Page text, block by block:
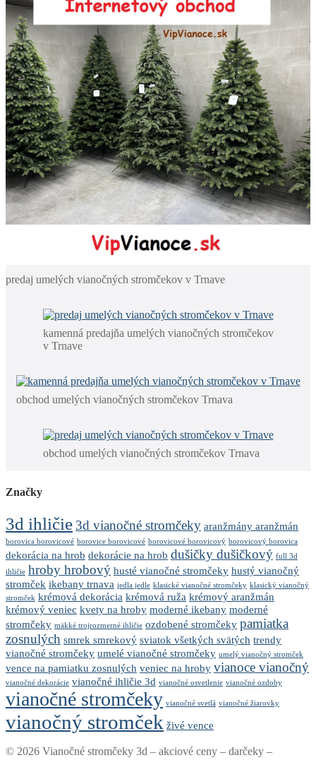
predaj umelých vianočných stromčekov v Trnave
kamenná predajňa umelých vianočných stromčekov
v Trnave
obchod umelých vianočných stromčekov Trnava
obchod umelých vianočných stromčekov Trnava
Značky
3d ihličie 3d vianočné stromčeky aranžmány aranžmán
borovica borovicové borovice borovicové borovicové borovicový borovicový borovica
dekorácia na hrob dekorácie na hrob dušičky dušičkový full 3d
ihličie hroby hrobový husté vianočné stromčeky hustý vianočný
stromček ikebany trnava jedla jedle klasické vianočné stromčeky klasický vianočný
stromček krémová dekorácia krémová ruža krémový aranžmán
krémový veniec kvety na hroby moderné ikebany moderné
stromčeky mäkké trojrozmerné ihličie ozdobené stromčeky pamiatka
zosnulých smrek smrekový sviatok všetkých svätých trendy
vianočné stromčeky umelé vianočné stromčeky umelý vianočný stromček
vence na pamiatku zosnulých veniec na hroby vianoce vianočný
vianočné dekorácie vianočné ihličie 3d vianočné osvetlenie vianočné ozdoby
vianočné stromčeky vianočné svetlá vianočné žiarovky
vianočný stromček živé vence
© 2026 Vianočné stromčeky 3d – akciové ceny – darčeky –